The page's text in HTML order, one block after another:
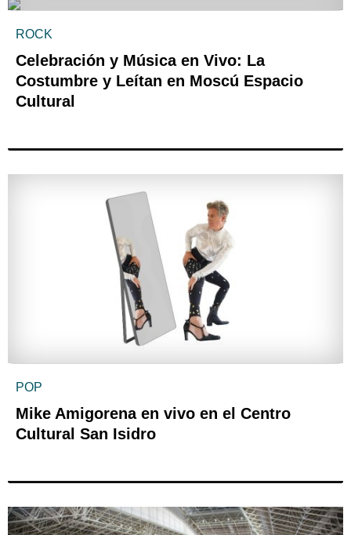
ROCK
Celebración y Música en Vivo: La
Costumbre y Leítan en Moscú Espacio
Cultural
POP
Mike Amigorena en vivo en el Centro
Cultural San Isidro